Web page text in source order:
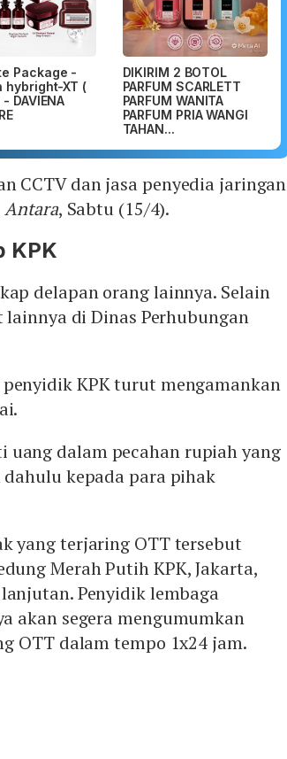
Package -
hybright-XT (
DAVIENA
DIKIRIM 2 BOTOL
PARFUM SCARLETT
PARFUM WANITA
PARFUM PRIA WANGI
TAHAN...
CCTV dan jasa penyedia jaringan
Antara, Sabtu (15/4).
KPK
delapan orang lainnya. Selain
di Dinas Perhubungan
KPK turut mengamankan
uang dalam pecahan rupiah yang
kepada para pihak
yang terjaring OTT tersebut
Merah Putih KPK, Jakarta,
Penyidik lembaga
akan segera mengumumkan
OTT dalam tempo 1x24 jam.